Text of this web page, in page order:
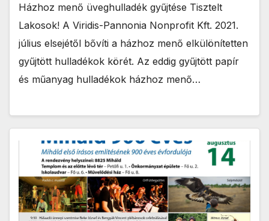
Házhoz menő üveghulladék gyűjtése Tisztelt
Lakosok! A Viridis-Pannonia Nonprofit Kft. 2021.
július elsejétől bővíti a házhoz menő elkülönítetten
gyűjtött hulladékok körét. Az eddig gyűjtött papír
és műanyag hulladékok házhoz menő…